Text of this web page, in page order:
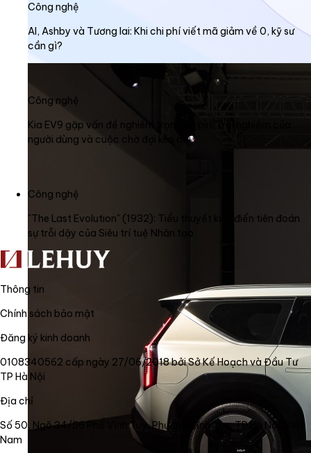
Công nghệ
AI, Ashby và Tương lai: Khi chi phí viết mã giảm về 0, kỹ sư
cần gì?
Công nghệ
Kia EV9 gặp vấn đề nghiêm trọng về pin: Trải nghiệm của
người dùng và cuộc chờ đợi kéo dài
Công nghệ
"The Last Evolution" (1932): Tiểu thuyết kinh điển tiên đoán
sự trỗi dậy của Siêu trí tuệ Nhân tạo
Thông tin
Chính sách bảo mật
Đăng ký kinh doanh
0108340562 cấp ngày 27/06/2018 bởi Sở Kế Hoạch và Đầu Tư
TP Hà Nội
Địa chỉ
Số 50, Ngõ 34/56 Phố Vĩnh Tuy, Phường Vĩnh Tuy, TP Hà Nội, Việt
Nam